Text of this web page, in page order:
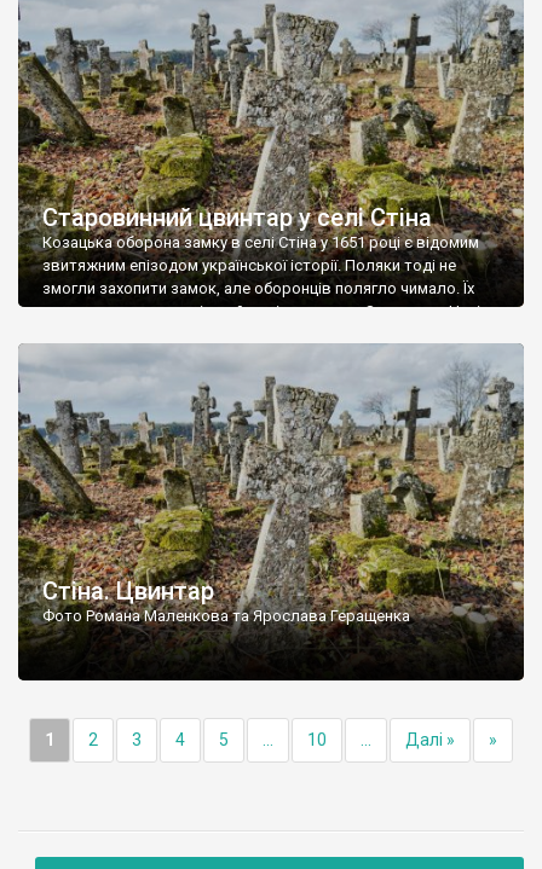
Старовинний цвинтар у селі Стіна
Козацька оборона замку в селі Стіна у 1651 році є відомим
звитяжним епізодом української історії. Поляки тоді не
змогли захопити замок, але оборонців полягло чимало. Їх
поховали на цвинтарі, який тоді називався Замковим. Нині на
ньому чимало хрестів 19 століття, є такі, де епітафії стер […]
Стіна. Цвинтар
Фото Романа Маленкова та Ярослава Геращенка
1 2 3 4 5 10 Далі » »